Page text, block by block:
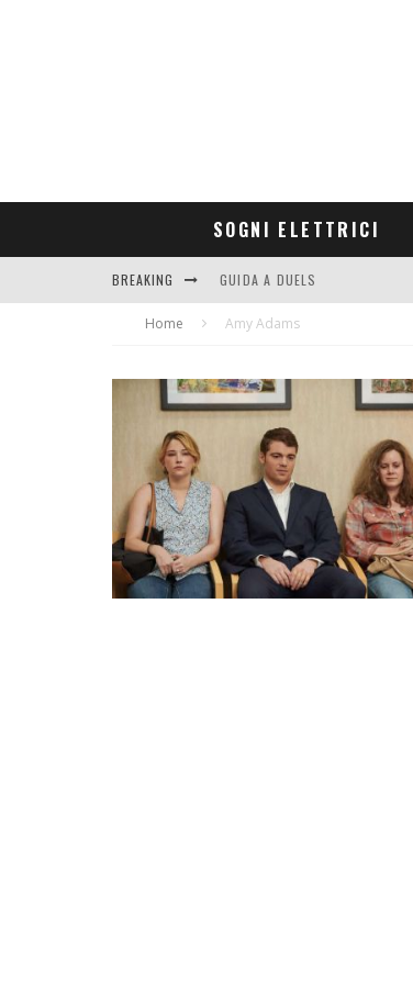
SOGNI ELETTRICI
BREAKING GUIDA A DUELS
CONTRIBUTORS
Home Amy Adams